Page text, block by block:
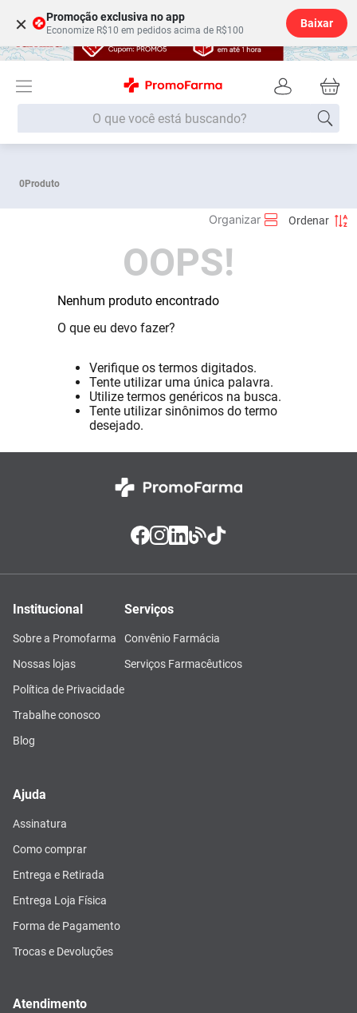
× Promoção exclusiva no app
Economize R$10 em pedidos acima de R$100
Baixar
O que você está buscando?
0Produto
OOPS!
Nenhum produto encontrado
O que eu devo fazer?
Verifique os termos digitados.
Tente utilizar uma única palavra.
Utilize termos genéricos na busca.
Tente utilizar sinônimos do termo
desejado.
Institucional
Sobre a Promofarma
Nossas lojas
Política de Privacidade
Trabalhe conosco
Blog
Serviços
Convênio Farmácia
Serviços Farmacêuticos
Ajuda
Assinatura
Como comprar
Entrega e Retirada
Entrega Loja Física
Forma de Pagamento
Trocas e Devoluções
Atendimento
Lenço Umedecido
Fralda G
Shampoo
Absorvente
Vitamina D
Lavitan